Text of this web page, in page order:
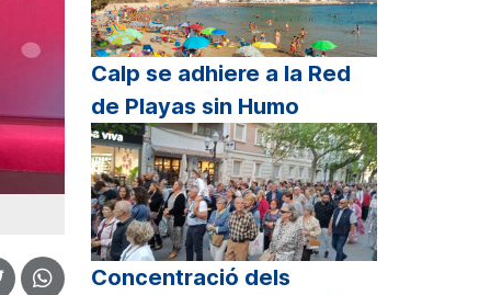
Calp se adhiere a la Red
de Playas sin Humo
Concentració dels